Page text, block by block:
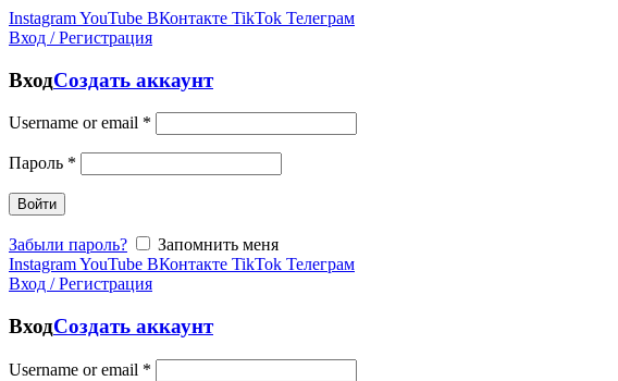
InstagramYouTube ВКонтакте TikTok Телеграм
Вход / Регистрация
ВходСоздать аккаунт
Username or email *
Пароль *
Войти
Забыли пароль?
Запомнить меня
InstagramYouTube ВКонтакте TikTok Телеграм
Вход / Регистрация
ВходСоздать аккаунт
Username or email *